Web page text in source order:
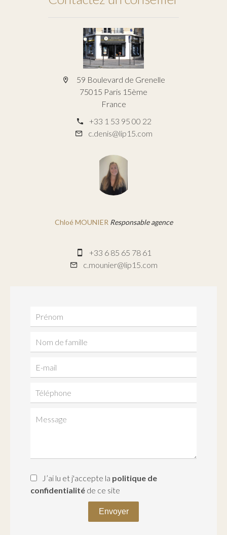
59 Boulevard de Grenelle
75015 Paris 15ème
France
+33 1 53 95 00 22
c.denis@lip15.com
Chloé MOUNIER Responsable agence
+33 6 85 65 78 61
c.mounier@lip15.com
J’ai lu et j'accepte la politique de
confidentialité de ce site
Envoyer